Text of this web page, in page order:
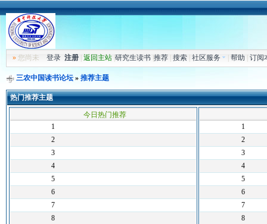
»您尚未 登录 注册| 返回主站| 研究生读书| 推荐| 搜索| 社区服务 帮助 订阅
三农中国读书论坛» 推荐主题
热门推荐主题
今日热门推荐
1
2
3
4
5
6
7
8
1
2
3
4
5
6
7
8